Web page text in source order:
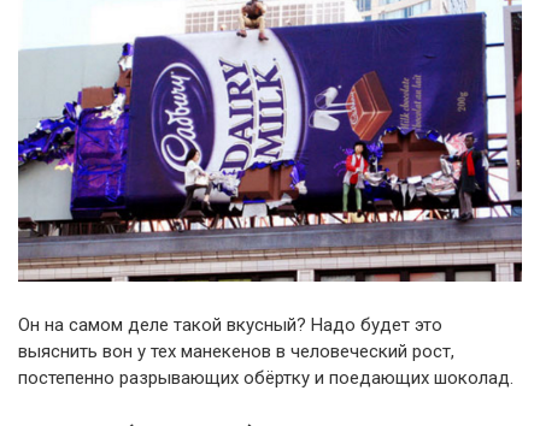
Он на самом деле такой вкусный? Надо будет это
выяснить вон у тех манекенов в человеческий рост,
постепенно разрывающих обёртку и поедающих шоколад.